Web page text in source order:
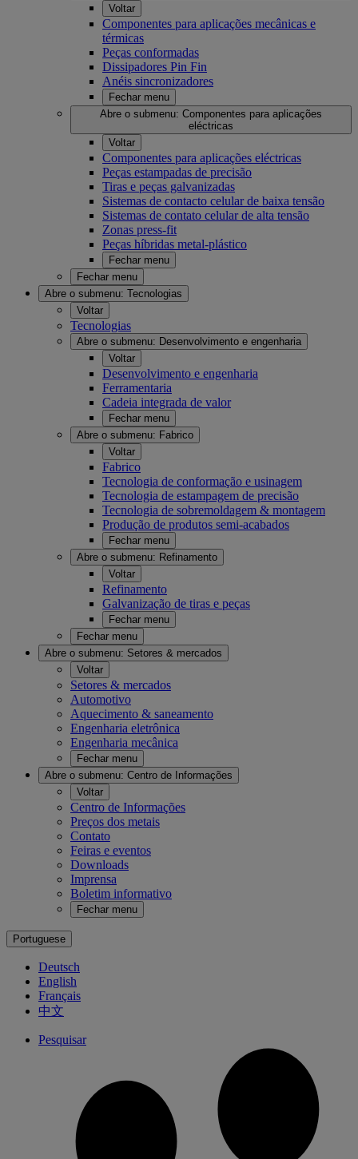
Voltar
Componentes para aplicações mecânicas e
térmicas
Peças conformadas
Dissipadores Pin Fin
Anéis sincronizadores
Fechar menu
Abre o submenu: Componentes para aplicações
eléctricas
Voltar
Componentes para aplicações eléctricas
Peças estampadas de precisão
Tiras e peças galvanizadas
Sistemas de contacto celular de baixa tensão
Sistemas de contato celular de alta tensão
Zonas press-fit
Peças híbridas metal-plástico
Fechar menu
Fechar menu
Abre o submenu: Tecnologias
Voltar
Tecnologias
Abre o submenu: Desenvolvimento e engenharia
Voltar
Desenvolvimento e engenharia
Ferramentaria
Cadeia integrada de valor
Fechar menu
Abre o submenu: Fabrico
Voltar
Fabrico
Tecnologia de conformação e usinagem
Tecnologia de estampagem de precisão
Tecnologia de sobremoldagem & montagem
Produção de produtos semi-acabados
Fechar menu
Abre o submenu: Refinamento
Voltar
Refinamento
Galvanização de tiras e peças
Fechar menu
Fechar menu
Abre o submenu: Setores & mercados
Voltar
Setores & mercados
Automotivo
Aquecimento & saneamento
Engenharia eletrônica
Engenharia mecânica
Fechar menu
Abre o submenu: Centro de Informações
Voltar
Centro de Informações
Preços dos metais
Contato
Feiras e eventos
Downloads
Imprensa
Boletim informativo
Fechar menu
Portuguese
Deutsch
English
Français
中文
Pesquisar